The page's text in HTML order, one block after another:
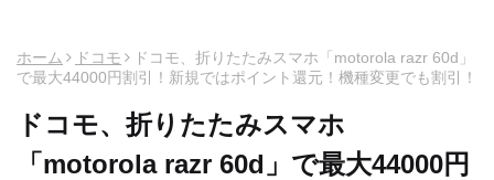
ホーム ドコモ
ドコモ、折りたたみスマホ「motorola razr 60d」
で最大44000円割引！新規ではポイント還元！機種変更でも割引！
ドコモ、折りたたみスマホ
「motorola razr 60d」で最大44000円